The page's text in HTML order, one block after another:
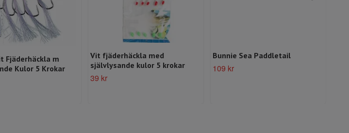
Fjäderhäckla m
Kulor 5 Krokar
Vit fjäderhäckla med
självlysande kulor 5 krokar
39 kr
Bunnie Sea Paddletail
109 kr